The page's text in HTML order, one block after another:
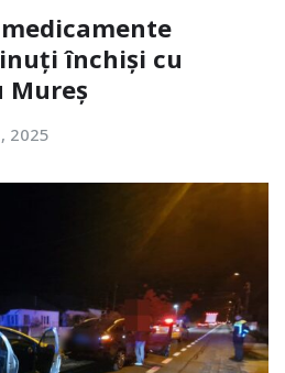
închiși cu
Mureș
2025